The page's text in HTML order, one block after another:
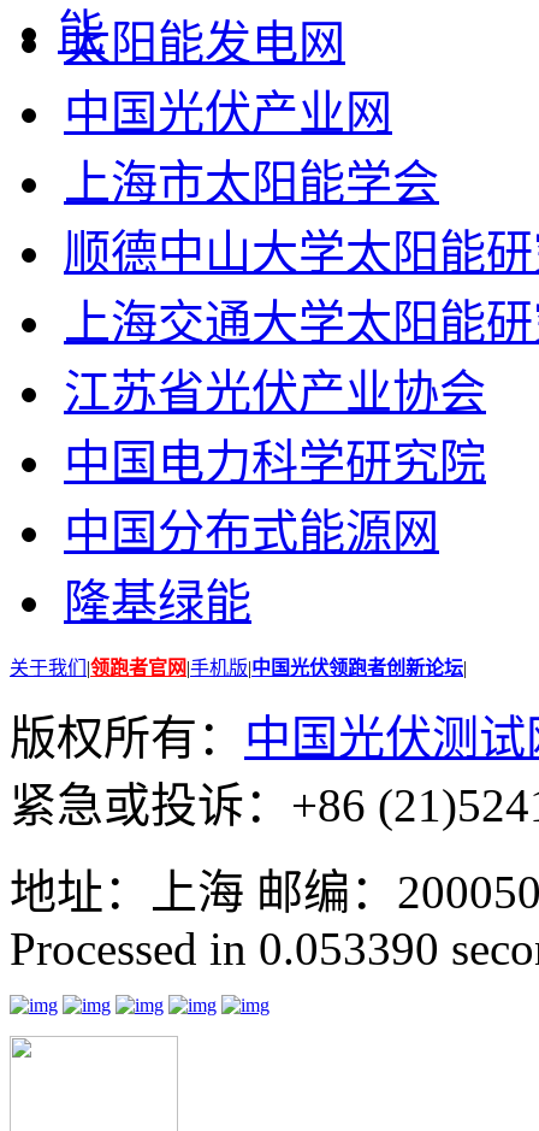
太阳能发电网
中国光伏产业网
上海市太阳能学会
顺德中山大学太阳能
上海交通大学太阳能
江苏省光伏产业协会
中国电力科学研究院
中国分布式能源网
隆基绿能
关于我们 |领跑者官网|手机版|中国光伏领跑者创新论坛|
版权所有： 中国光伏测试
紧急或投诉：+86
地址：上海 邮编：
Processed in 0.053390